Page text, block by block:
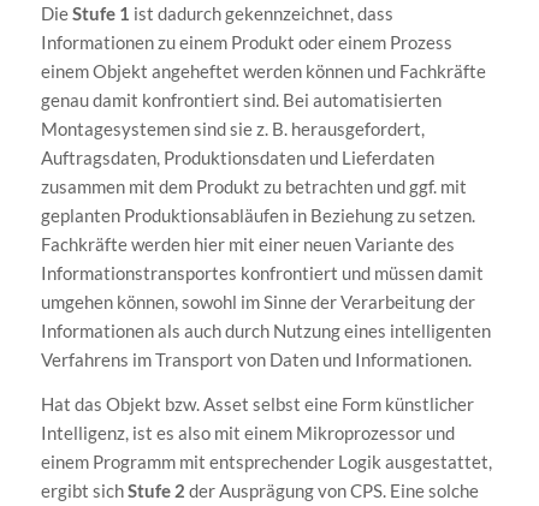
DieStufe 1 ist dadurch gekennzeichnet, dass
Informationen zu einem Produkt oder einem Prozess
einem Objekt angeheftet werden können und Fachkräfte
genau damit konfrontiert sind. Bei automatisierten
Montagesystemen sind sie z. B. herausgefordert,
Auftragsdaten, Produktionsdaten und Lieferdaten
zusammen mit dem Produkt zu betrachten und ggf. mit
geplanten Produktionsabläufen in Beziehung zu setzen.
Fachkräfte werden hier mit einer neuen Variante des
Informationstransportes konfrontiert und müssen damit
umgehen können, sowohl im Sinne der Verarbeitung der
Informationen als auch durch Nutzung eines intelligenten
Verfahrens im Transport von Daten und Informationen.
Hat das Objekt bzw. Asset selbst eine Form künstlicher
Intelligenz, ist es also mit einem Mikroprozessor und
einem Programm mit entsprechender Logik ausgestattet,
ergibt sichStufe 2 der Ausprägung von CPS. Eine solche